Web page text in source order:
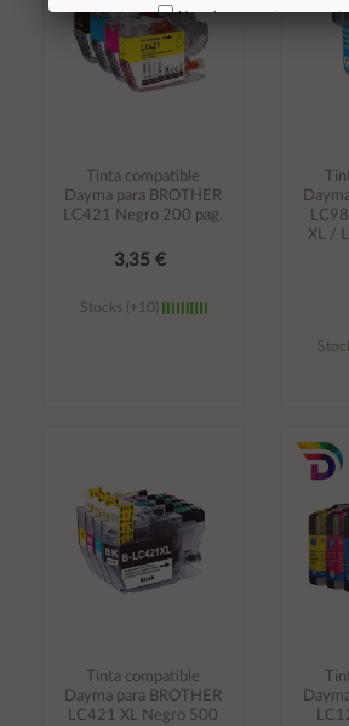
Tinta compatible
Dayma para BROTHER
LC421 Negro 200 pag.
3,35 €
Stocks (+10)
XL /
Tinta compatible
Dayma para BROTHER
LC421 XL Negro 500
No volver a mostrar mas